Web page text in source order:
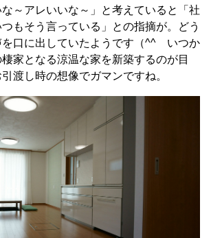
～アレいいな～」と考えていると「社
もそう言っている」との指摘が。どう
を口に出していたようです（^^ いつか
家となる涼温な家を新築するのが目
渡し時の想像でガマンですね。